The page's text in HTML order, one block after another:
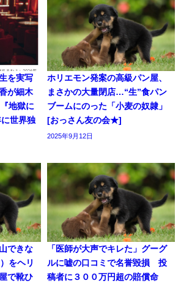
を実写
が細木
地獄に
世界独
ホリエモン発案の高級パン屋、
まさかの大量閉店…“生”食パン
ブームにのった「小麦の奴隷」
[おっさん友の会★]
2025年9月12日
できな
をヘリ
で靴ひ
「医師が大声でキレた」グーグ
ルに嘘の口コミで名誉毀損 投
稿者に３００万円超の賠償命